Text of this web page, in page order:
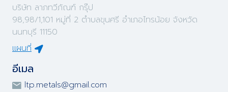
บริษัท ลาภทวีภัณฑ์ กรุ๊ป
98,98/1,101 หมู่ที่ 2 ตำบลขุนศรี อำเภอไทรน้อย จังหวัด
นนทบุรี 11150
แผนที่
อีเมล
ltp.metals@gmail.com